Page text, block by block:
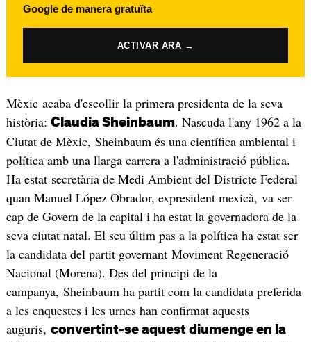
Google de manera gratuïta
ACTIVAR ARA →
Mèxic acaba d'escollir la primera presidenta de la seva
història: Claudia Sheinbaum. Nascuda l'any 1962 a la
Ciutat de Mèxic, Sheinbaum és una científica ambiental i
política amb una llarga carrera a l'administració pública.
Ha estat secretària de Medi Ambient del Districte Federal
quan Manuel López Obrador, expresident mexicà, va ser
cap de Govern de la capital i ha estat la governadora de la
seva ciutat natal. El seu últim pas a la política ha estat ser
la candidata del partit governant Moviment Regeneració
Nacional (Morena). Des del principi de la
campanya, Sheinbaum ha partit com la candidata preferida
a les enquestes i les urnes han confirmat aquests
auguris, convertint-se aquest diumenge en la